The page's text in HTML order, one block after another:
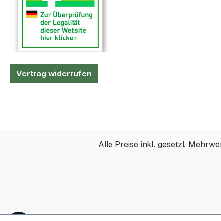
= 3ml | 12 CH - 14CH =
5ml | 16CH = 10ml
Vertrag widerrufen
Alle Preise inkl. gesetzl.